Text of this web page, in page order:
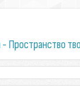
Пространство